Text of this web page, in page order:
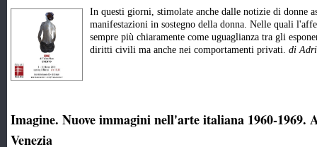
In questi giorni, stimolate anche dalle notizie di donne
manifestazioni in sostegno della donna. Nelle quali
sempre più chiaramente come uguaglianza tra gli
diritti civili ma anche nei comportamenti privati. di
Imagine. Nuove immagini nell'arte italiana 1960-1969.
Venezia